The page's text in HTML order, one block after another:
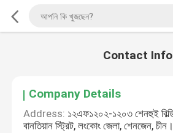
Contact Info
Company Details
Address: ১২এফ১২০২-১২০৩ শেনহুই
বানতিয়ান স্ট্রিট, লংকোং জেলা, শেনজেন, চীন।